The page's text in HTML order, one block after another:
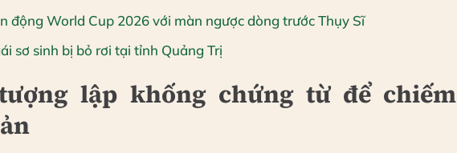
động World Cup 2026 với màn ngược dòng trước Thụy Sĩ
sơ sinh bị bỏ rơi tại tỉnh Quảng Trị
lập khống chứng từ để chiếm